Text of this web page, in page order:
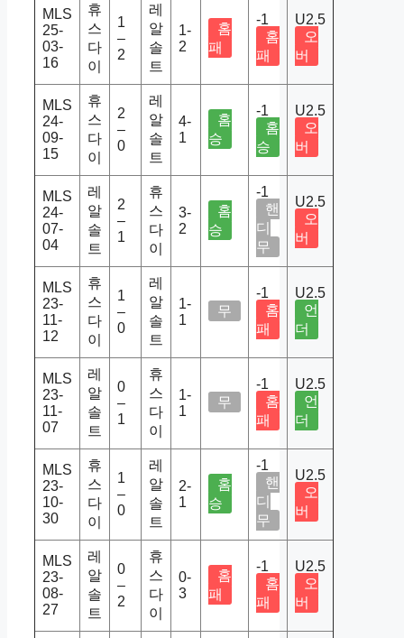
MLS
25-
03-
16
휴
스
다
이
1
–
2
레
알
솔
트
1-
2
홈
패
-1
홈
패
U2.5
오
버
MLS
24-
09-
15
휴
스
다
이
2
–
0
레
알
솔
트
4-
1
홈
승
-1
홈
승
U2.5
오
버
MLS
24-
07-
04
레
알
솔
트
2
–
1
휴
스
다
이
3-
2
홈
승
-1
핸
디
무
U2.5
오
버
MLS
23-
11-
12
휴
스
다
이
1
–
0
레
알
솔
트
1-
1
무
-1
홈
패
U2.5
언
더
MLS
23-
11-
07
레
알
솔
트
0
–
1
휴
스
다
이
1-
1
무
-1
홈
패
U2.5
언
더
MLS
23-
10-
30
휴
스
다
이
1
–
0
레
알
솔
트
2-
1
홈
승
-1
핸
디
무
U2.5
오
버
MLS
23-
08-
27
레
알
솔
트
0
–
2
휴
스
다
이
0-
3
홈
패
-1
홈
패
U2.5
오
버